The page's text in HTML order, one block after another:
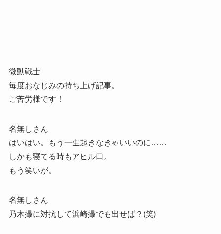
微動戦士
毎度おなじみの持ち上げ記事。
ご苦労様です！
名無しさん
はいはい。もう一生起きなきゃいいのに……
しかも寝てる時もアヒル口。
もう笑いが。
名無しさん
乃木撮に対抗して浜崎撮でも出せば？(笑)